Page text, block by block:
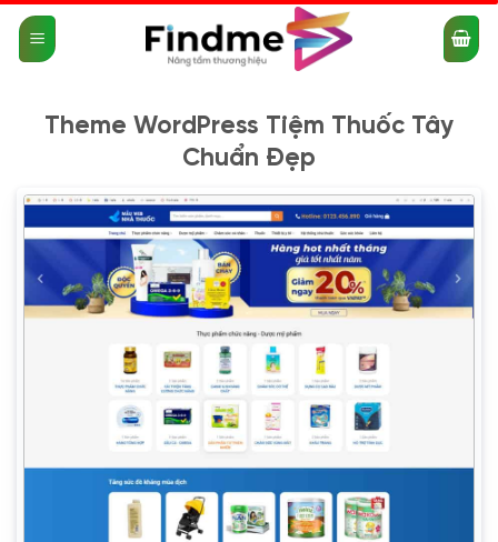
qua
nội
Theme WordPress Tiệm Thuốc Tây
Chuẩn Đẹp